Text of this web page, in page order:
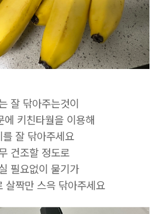
잘 닦아주는것이
에 키친타월을 이용해
를 잘 닦아주세요
건조할 정도로
필요없이 물기가
살짝만 스윽 닦아주세요